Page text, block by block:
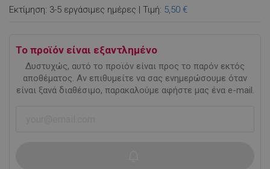
Εκτίμηση: 3-5 εργάσιμες ημέρες | Τιμή: 5,50 €
Το προϊόν είναι εξαντλημένο
Δυστυχώς, αυτό το προϊόν είναι προς το παρόν εκτός
αποθέματος. Αν επιθυμείτε να σας ενημερώσουμε όταν
είναι ξανά διαθέσιμο, παρακαλούμε αφήστε μας ένα e-mail.